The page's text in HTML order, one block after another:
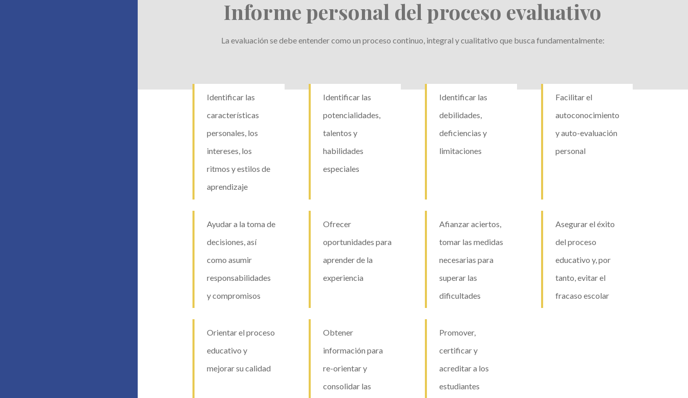
Informe personal del proceso evaluativo
La evaluación se debe entender como un proceso continuo, integral y cualitativo que busca fundamentalmente:
Identificar las
características
personales, los
intereses, los
ritmos y estilos de
aprendizaje
Identificar las
potencialidades,
talentos y
habilidades
especiales
Identificar las
debilidades,
deficiencias y
limitaciones
Facilitar el
autoconocimiento
y auto-evaluación
personal
Ayudar a la toma de
decisiones, así
como asumir
responsabilidades
y compromisos
Ofrecer
oportunidades para
aprender de la
experiencia
Afianzar aciertos,
tomar las medidas
necesarias para
superar las
dificultades
Asegurar el éxito
del proceso
educativo y, por
tanto, evitar el
fracaso escolar
Orientar el proceso
educativo y
mejorar su calidad
Obtener
información para
re-orientar y
consolidar las
Promover,
certificar y
acreditar a los
estudiantes